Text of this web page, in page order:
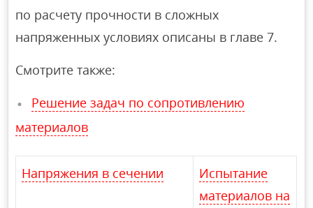
по расчету прочности в сложных
напряженных условиях описаны в главе 7.
Смотрите также:
Решение задач по сопротивлению
материалов
Напряжения в сечении
Испытание
материалов на